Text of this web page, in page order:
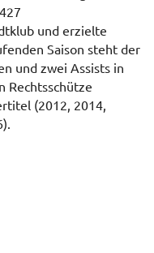
und erzielte
Saison steht der
und zwei Assists in
Rechtsschütze
(2012, 2014,